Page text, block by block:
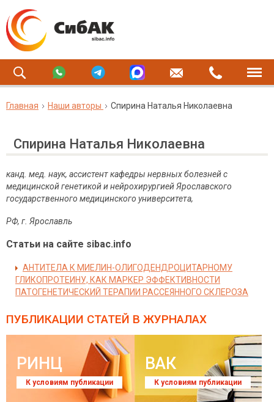
Главная Наши авторы Спирина Наталья Николаевна
Спирина Наталья Николаевна
канд. мед. наук, ассистент кафедры нервных болезней с
медицинской генетикой и нейрохирургией Ярославского
государственного медицинского университета,
РФ, г. Ярославль
Статьи на сайте sibac.info
АНТИТЕЛА К МИЕЛИН-ОЛИГОДЕНДРОЦИТАРНОМУ
ГЛИКОПРОТЕИНУ, КАК МАРКЕР ЭФФЕКТИВНОСТИ
ПАТОГЕНЕТИЧЕСКИЙ ТЕРАПИИ РАССЕЯННОГО СКЛЕРОЗА
ПУБЛИКАЦИИ СТАТЕЙ В ЖУРНАЛАХ
РИНЦ
К условиям публикации
ВАК
К условиям публикации